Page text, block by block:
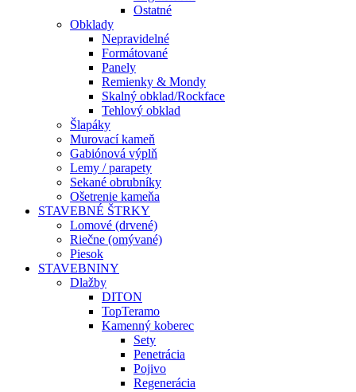
Ostatné
Obklady
Nepravidelné
Formátované
Panely
Remienky & Mondy
Skalný obklad/Rockface
Tehlový obklad
Šlapáky
Murovací kameň
Gabiónová výplň
Lemy / parapety
Sekané obrubníky
Ošetrenie kameňa
STAVEBNÉ ŠTRKY
Lomové (drvené)
Riečne (omývané)
Piesok
STAVEBNINY
Dlažby
DITON
TopTeramo
Kamenný koberec
Sety
Penetrácia
Pojivo
Regenerácia